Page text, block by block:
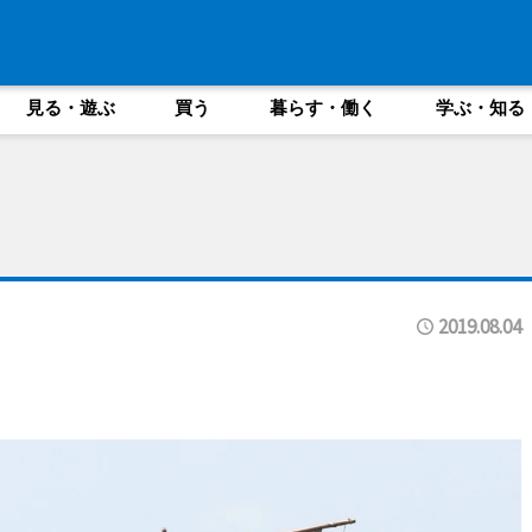
見る・遊ぶ 買う 暮らす・働く 学ぶ・知る
2019.08.04